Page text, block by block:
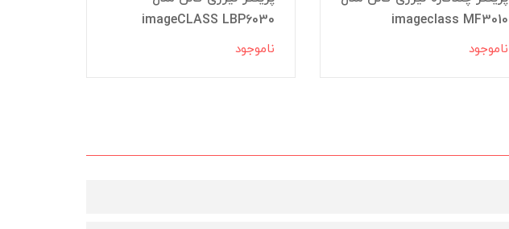
imageclass MF3010
ناموجود
imageCLASS LBP6030
ناموجود